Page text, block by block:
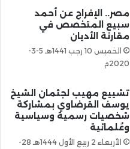
مصر.. الإفراج عن أحمد
سبيع المتخصص في
مقارنة الأديان
الخميس 10 رجب 1441هـ 5-3-
2020م
تشييع مهيب لجثمان الشيخ
يوسف القرضاوي بمشاركة
شخصيات رسمية وسياسية
وعُلمائية
الأربعاء 2 ربيع الأول 1444هـ 28-